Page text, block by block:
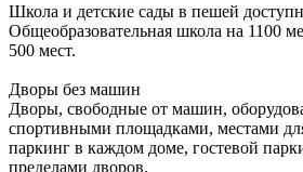
Школа и детские сады в пешей
Общеобразовательная школа на 1100
500 мест.
Дворы без машин
Дворы, свободные от машин,
спортивными площадками, местами
паркинг в каждом доме, гостевой
пределами дворов.